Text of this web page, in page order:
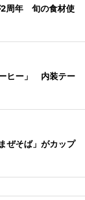
2周年 旬の食材使
ヒー」 内装テー
ぜそば」がカップ